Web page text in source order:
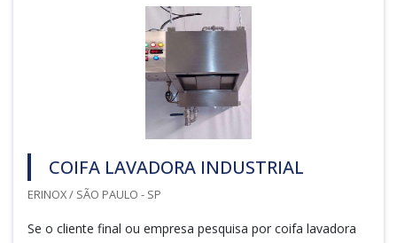
COIFA LAVADORA INDUSTRIAL
ERINOX / SÃO PAULO - SP
Se o cliente final ou empresa pesquisa por coifa lavadora